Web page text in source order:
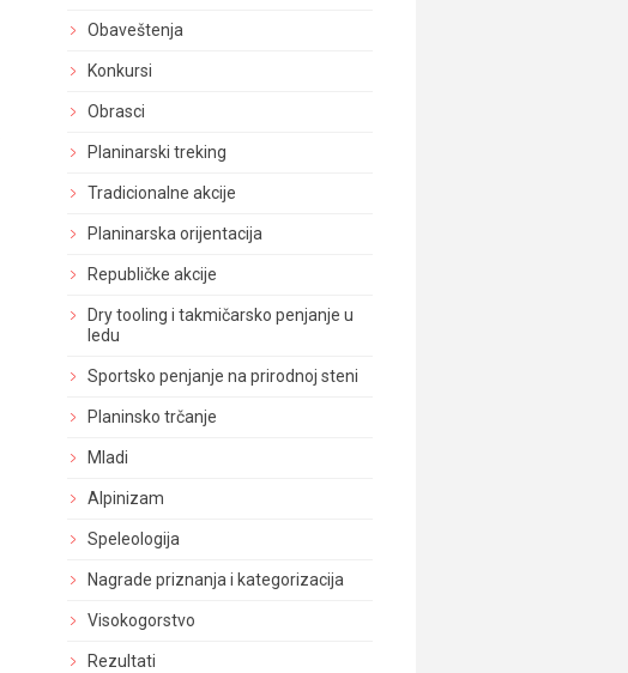
Obaveštenja
Konkursi
Obrasci
Planinarski treking
Tradicionalne akcije
Planinarska orijentacija
Republičke akcije
Dry tooling i takmičarsko penjanje u
ledu
Sportsko penjanje na prirodnoj steni
Planinsko trčanje
Mladi
Alpinizam
Speleologija
Nagrade priznanja i kategorizacija
Visokogorstvo
Rezultati